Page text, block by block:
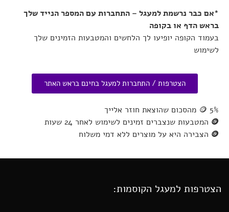
*אם כבר נרשמת למעגל – התחברות עם המספר הנייד שלך
בראש הדף או בקופה
בעמוד הקופה יופיעו לך הלחשים והמטבעות הזמינים שלך
לשימוש
הצטרפות / התחברות למעגל בחינם בראש האתר
🪙 5% מהסכום שהוצאת חוזר אלייך
🪙 המטבעות שנצברים זמינים לשימוש לאחר 24 שעות
🪙 הצבירה היא על מוצרים ללא דמי משלוח
הצטרפות למעגל הקוסמות: